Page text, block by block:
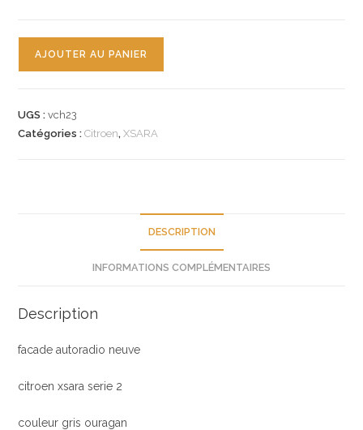
autoradio
AJOUTER AU PANIER
UGS :vch23
Catégories :Citroen,XSARA
DESCRIPTION
INFORMATIONS COMPLÉMENTAIRES
Description
facade autoradio neuve
citroen xsara serie 2
couleur gris ouragan